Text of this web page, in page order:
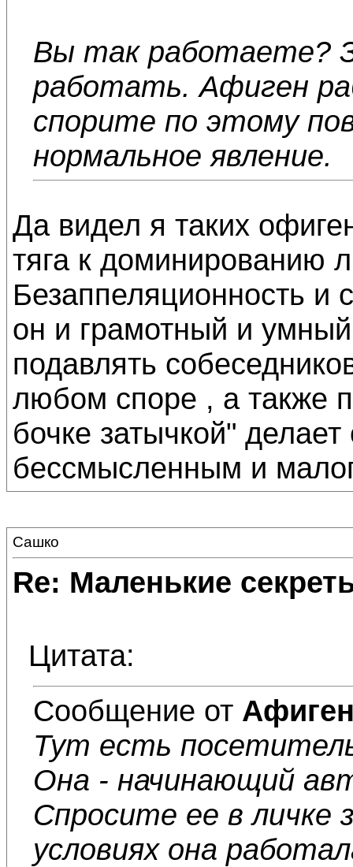
Вы так работаете?
работать. Афиген
спорите по этому
нормальное явление.
Да видел я таких
тяга к доминированию
Безаппеляционность
он и грамотный и
подавлять
любом споре , а также
бочке затычкой"
бессмысленным и
Сашко
Re: Маленькие
Цитата:
Сообщение от
Тут есть
Она - начинающий
Спросите ее в личке
условиях она